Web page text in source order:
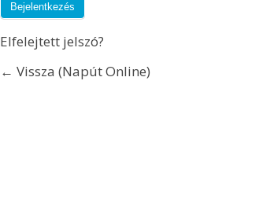
Elfelejtett jelszó?
← Vissza (Napút Online)